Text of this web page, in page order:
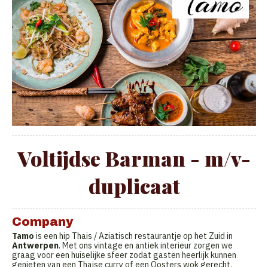
Voltijdse Barman - m/v-
duplicaat
Company
Tamo is een hip Thais / Aziatisch restaurantje op het Zuid in
Antwerpen. Met ons vintage en antiek interieur zorgen we
graag voor een huiselijke sfeer zodat gasten heerlijk kunnen
genieten van een Thaise curry of een Oosters wok gerecht.